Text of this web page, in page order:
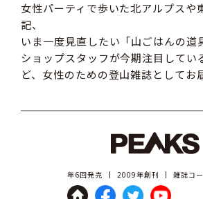
女性パーティで歩いた北アルプスや
記、
いま一度見直したい「山ごはんの道
ショップスタッフが今期注目してい
ど、女性のための登山雑誌としてお
年6回発売 2009年創刊 雑誌コ